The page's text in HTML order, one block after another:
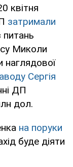
квітня
затримали
питань
Миколи
наглядової
Сергія
ДП
дол.
на поруки
буде діяти